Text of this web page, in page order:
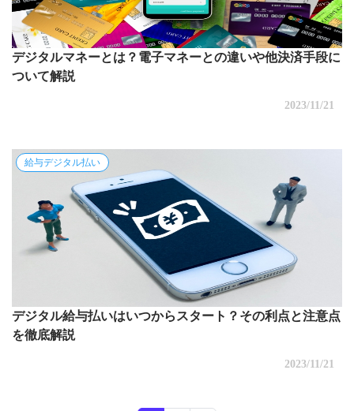
デジタルマネーとは？電子マネーとの違いや他決済手段に
ついて解説
2023/11/21
給与デジタル払い
デジタル給与払いはいつからスタート？その利点と注意点
を徹底解説
2023/11/21
投稿ナビゲーション